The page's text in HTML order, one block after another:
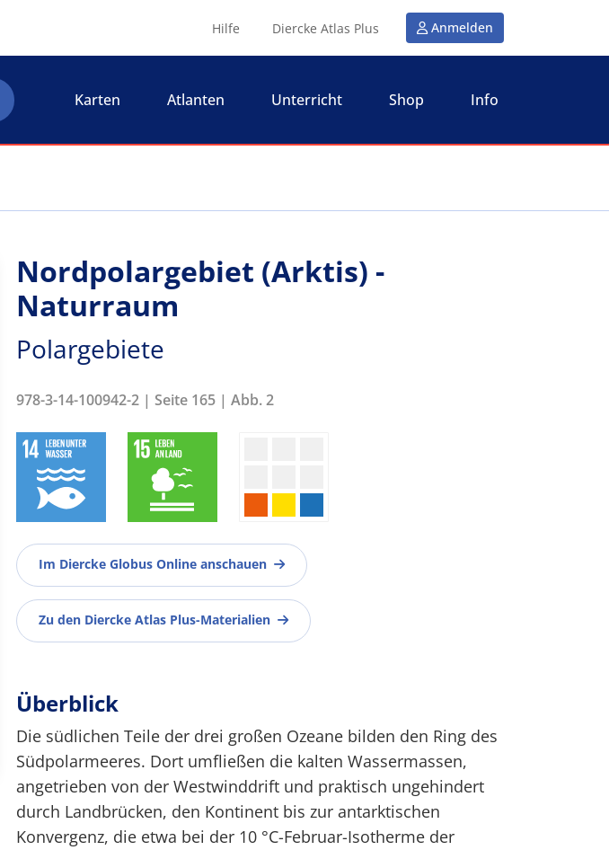
Hilfe Diercke Atlas Plus Anmelden
Karten Atlanten Unterricht Shop Info
Nordpolargebiet (Arktis) -
Naturraum
Polargebiete
978-3-14-100942-2 | Seite 165 | Abb. 2
Im Diercke Globus Online anschauen
Zu den Diercke Atlas Plus-Materialien
Überblick
Die südlichen Teile der drei großen Ozeane bilden den Ring des
Südpolarmeeres. Dort umfließen die kalten Wassermassen,
angetrieben von der Westwinddrift und praktisch ungehindert
durch Landbrücken, den Kontinent bis zur antarktischen
Konvergenz, die etwa bei der 10 °C-Februar-Isotherme der